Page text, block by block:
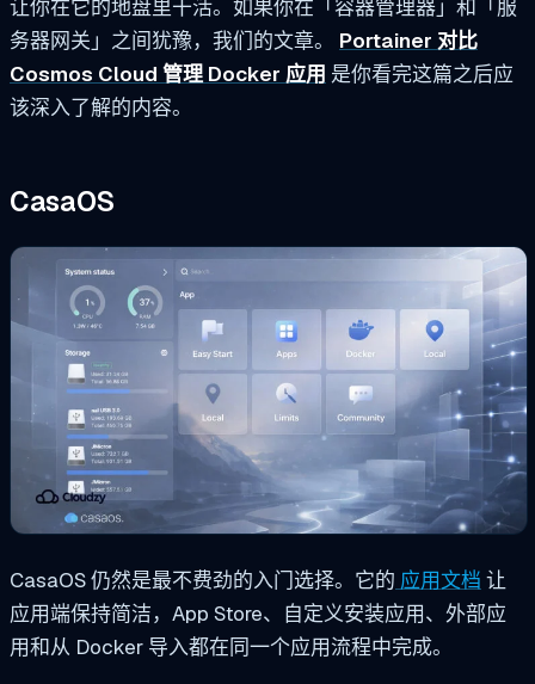
让你在它的地盘里干活。如果你在「容器管理器」和「服
务器网关」之间犹豫，我们的文章。 Portainer 对比
Cosmos Cloud 管理 Docker 应用 是你看完这篇之后应
该深入了解的内容。
CasaOS
CasaOS 仍然是最不费劲的入门选择。它的 应用文档 让
应用端保持简洁，App Store、自定义安装应用、外部应
用和从 Docker 导入都在同一个应用流程中完成。